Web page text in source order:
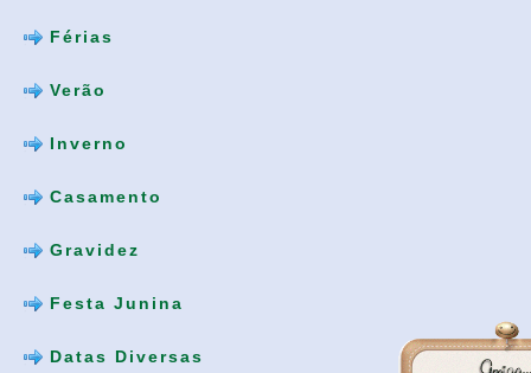
Férias
Verão
Inverno
Casamento
Gravidez
Festa Junina
Datas Diversas